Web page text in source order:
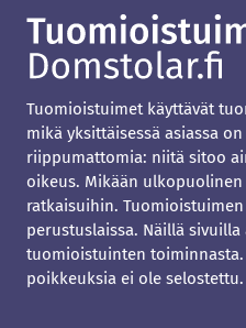
Tuomioistuimet käyttävät
mikä yksittäisessä asiassa
riippumattomia: niitä sitoo
oikeus. Mikään
ratkaisuihin.
perustuslaissa. Näillä
tuomioistuinten
poikkeuksia ei ole selostettu.